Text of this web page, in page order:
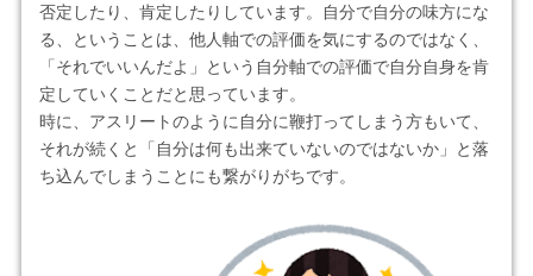
否定したり、肯定したりしています。自分で自分の味方にな
る、ということは、他人軸での評価を気にするのではなく、
「それでいいんだよ」という自分軸での評価で自分自身を肯
定していくことだと思っています。
時に、アスリートのように自分に鞭打ってしまう方もいて、
それが続くと「自分は何も出来ていないのではないか」と落
ち込んでしまうことにも繋がりがちです。